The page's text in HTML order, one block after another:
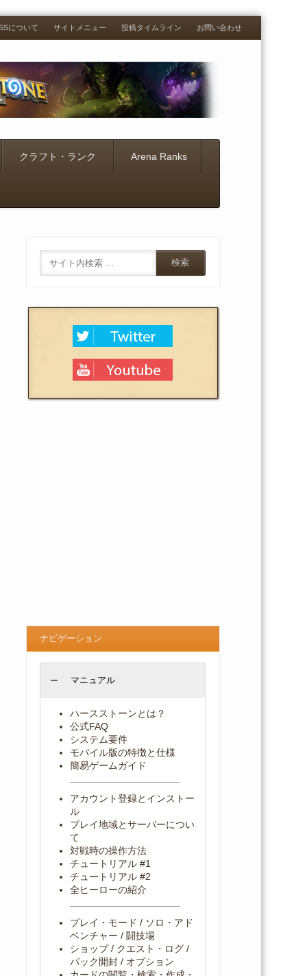
について サイトメニュー 投稿タイムライン お問い合わせ
クラフト・ランク Arena Ranks
ナビゲーション
マニュアル
ハースストーンとは？
公式FAQ
システム要件
モバイル版の特徴と仕様
簡易ゲームガイド
アカウント登録とインストー
ル
プレイ地域とサーバーについ
て
対戦時の操作方法
チュートリアル #1
チュートリアル #2
全ヒーローの紹介
プレイ・モード / ソロ・アド
ベンチャー / 闘技場
ショップ / クエスト・ログ /
パック開封 / オプション